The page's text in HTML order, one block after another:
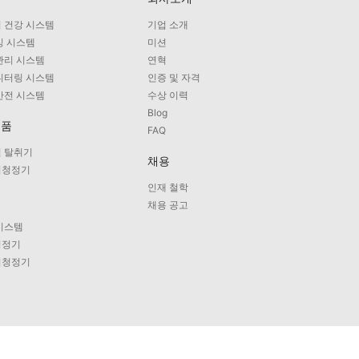
건강 시스템
시스템
리 시스템
터링 시스템
전 시스템
탈취기
정기
스템
기
정기
기업 소개
미션
연혁
인증 및 자격
수상 이력
Blog
FAQ
채용
인재 철학
채용 공고